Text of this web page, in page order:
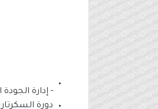
- إدارة
دورة